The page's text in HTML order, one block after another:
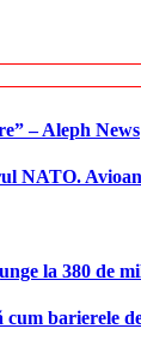
– Aleph News
NATO.
la 380 de
barierele